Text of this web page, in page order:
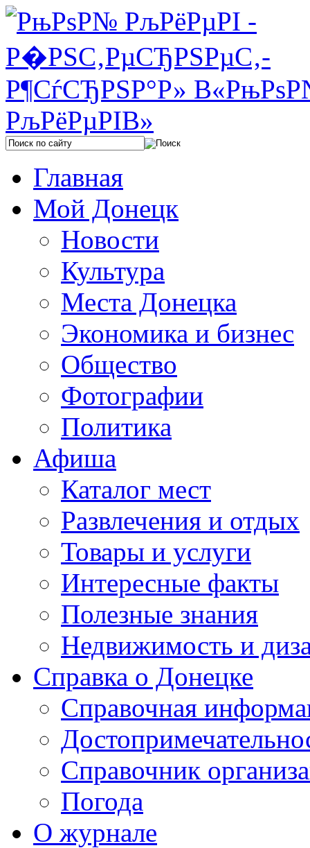
Главная
Мой Донецк
Новости
Культура
Места Донецка
Экономика и бизнес
Общество
Фотографии
Политика
Афиша
Каталог мест
Развлечения и отдых
Товары и услуги
Интересные факты
Полезные знания
Недвижимость и
Справка о Донецке
Справочная
Справочник
Погода
О журнале